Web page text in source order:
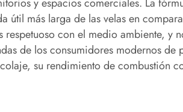
y espacios comerciales. La
más larga de las velas en
con el medio ambiente, y
de los consumidores modernos de
su rendimiento de combustión